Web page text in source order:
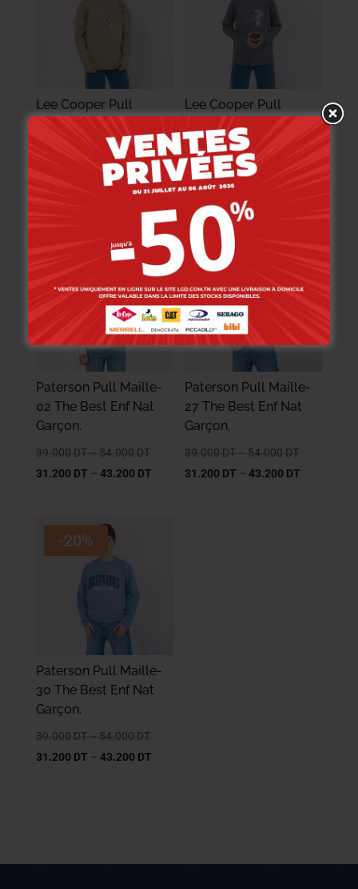
Lee Cooper Pull
Enf Nat Garçon.
54.000 DT
43.200DT
Lee Cooper Pull
Maille-29 Champion
Enf Nat Garçon.
39.000 DT–54.000
31.200DT
Paterson Pull Maille-
02 The Best Enf Nat
Garçon.
39.000 DT– 54.000 DT
31.200 DT – 43.200 DT
-20%
Paterson Pull Maille-
27 The Best Enf Nat
Garçon.
39.000 DT 54.000 DT
31.200 DT –43.200 DT
-20%
Paterson Pull Maille-
30 The Best Enf Nat
Garçon.
39.000 DT– 54.000 DT
31.200 DT – 43.200 DT